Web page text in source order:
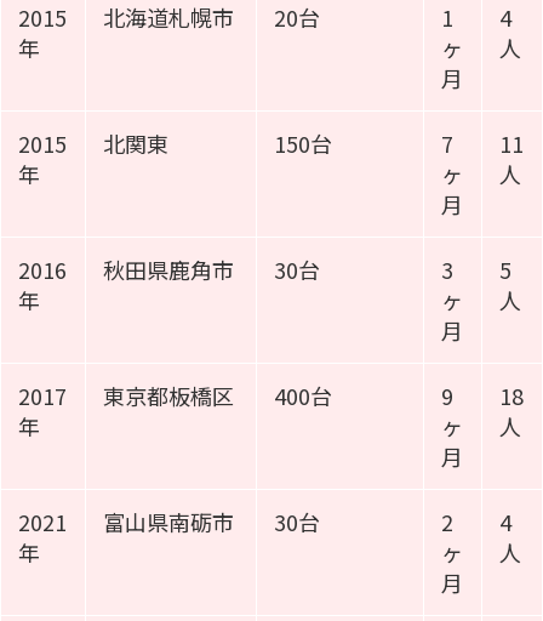
2015
年
北海道札幌市 20台
1
ヶ
月
4
人
2015
年
北関東 150台
7
ヶ
月
11
人
2016
年
秋田県鹿角市 30台
3
ヶ
月
5
人
2017
年
東京都板橋区 400台
9
ヶ
月
18
人
2021
年
富山県南砺市 30台
2
ヶ
月
4
人